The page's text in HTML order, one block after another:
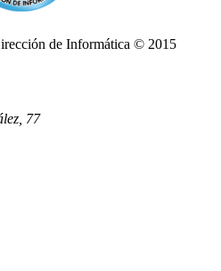
de Informática © 2015
77